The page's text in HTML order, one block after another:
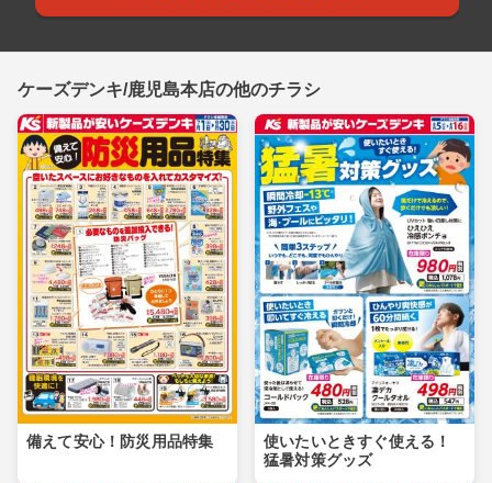
ケーズデンキ/鹿児島本店の他のチラシ
備えて安心！防災用品特集
使いたいときすぐ使える！
猛暑対策グッズ